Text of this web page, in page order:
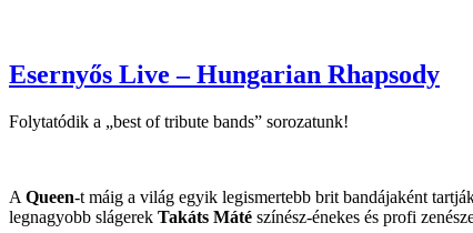
Esernyős Live – Hungarian Rhapsody
Folytatódik a „best of tribute bands” sorozatunk!
A Queen-t máig a világ egyik legismertebb brit bandájaként
legnagyobb slágerek Takáts Máté színész-énekes és profi